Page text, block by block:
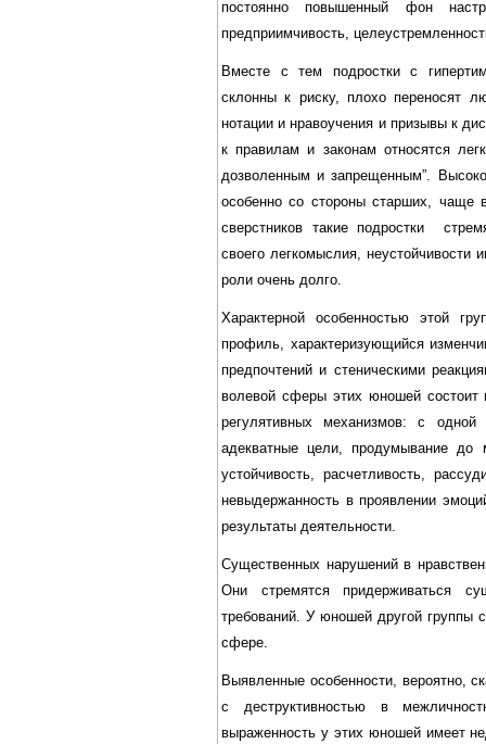
постоянно повышенный фон
предприимчивость,
Вместе с тем подростки с
склонны к риску, плохо переносят
нотации и нравоучения и призывы к
к правилам и законам относятся
дозволенным и запрещенным”.
особенно со стороны старших, чаще
сверстников такие подростки
своего легкомыслия, неустойчивости
роли очень долго.
Характерной особенностью этой
профиль, характеризующийся
предпочтений и стеническими
волевой сферы этих юношей состоит
регулятивных механизмов: с
адекватные цели, продумывание до
устойчивость, расчетливость,
невыдержанность в проявлении
результаты деятельности.
Существенных нарушений в
Они стремятся придерживаться
требований. У юношей другой группы
сфере.
Выявленные особенности, вероятно,
с деструктивностью в
выраженность у этих юношей имеет